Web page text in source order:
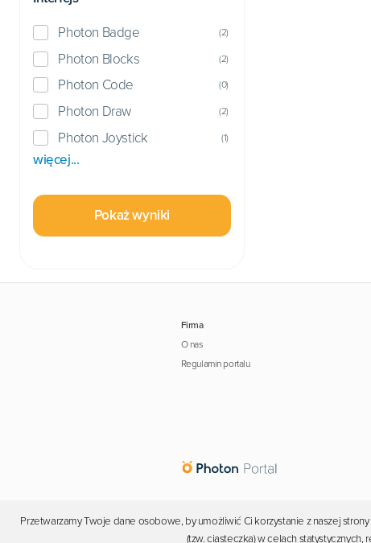
Photon Badge (2)
Photon Blocks (2)
Photon Code (0)
Photon Draw (2)
Photon Joystick (1)
więcej...
Pokaż wyniki
Firma
O nas
Regulamin portalu
Przetwarzamy Twoje dane osobowe, by umożliwić Ci korzystanie z naszej
(tzw. ciasteczka) w celach